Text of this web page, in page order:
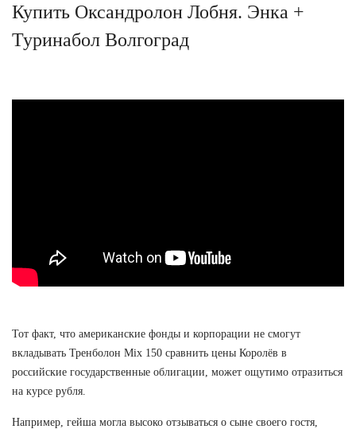
Купить Оксандролон Лобня. Энка +
Туринабол Волгоград
Тот факт, что американские фонды и корпорации не смогут
вкладывать Тренболон Mix 150 сравнить цены Королёв в
российские государственные облигации, может ощутимо отразиться
на курсе рубля.
Например, гейша могла высоко отзываться о сыне своего гостя,